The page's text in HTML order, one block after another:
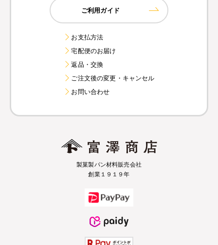
ご利用ガイド
お支払方法
宅配便のお届け
返品・交換
ご注文後の変更・キャンセル
お問い合わせ
製菓製パン材料販売会社
創業１９１９年